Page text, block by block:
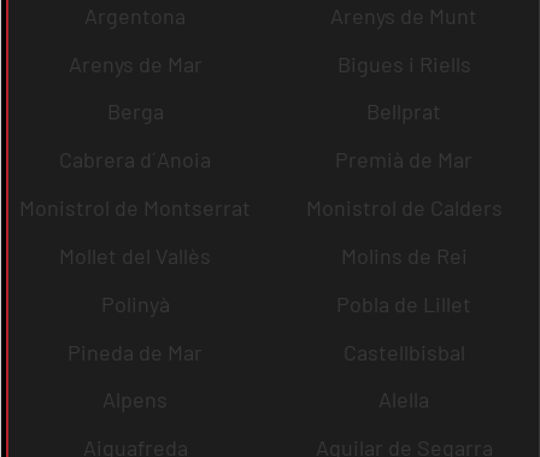
Argentona
Arenys de Munt
Arenys de Mar
Bigues i Riells
Berga
Bellprat
Cabrera d´Anoia
Premià de Mar
Monistrol de Montserrat
Monistrol de Calders
Mollet del Vallès
Molins de Rei
Polinyà
Pobla de Lillet
Pineda de Mar
Castellbisbal
Alpens
Alella
Aiguafreda
Aguilar de Segarra